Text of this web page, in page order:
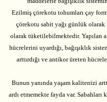
Ezilmiş çörekotu tohumları çay
çörekotu sabit yağı günlük
olarak tüketilebilmektedir. Yapılan
hücrelerini uyardığı, bağışıklık
arttırdığı ve antikor üreten
Bunun yanında yaşam kalitenizi
ardı etmemekte fayda var.